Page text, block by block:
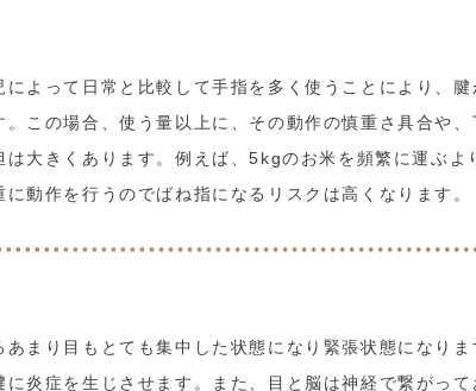
よって日常と比較して手指を多く使うことにより、
この場合、使う量以上に、その動作の慎重さ具合や
は大きくあります。例えば、5kgのお米を頻繁に運ぶ
動作を行うのでばね指になるリスクは高くなります。
まり目もとても集中した状態になり緊張状態になり
炎症を生じさせます。また、目と脳は神経で繋がっ